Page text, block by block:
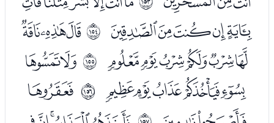
ﯢﯣﯤﯥﯦ ﲙﯨﯩﯪ
ﯫﯬﯭﯮﯯﯰ ﲚ ﯲﯳ
ﯴﯵﯶﯷﯸ ﲛ ﯺ